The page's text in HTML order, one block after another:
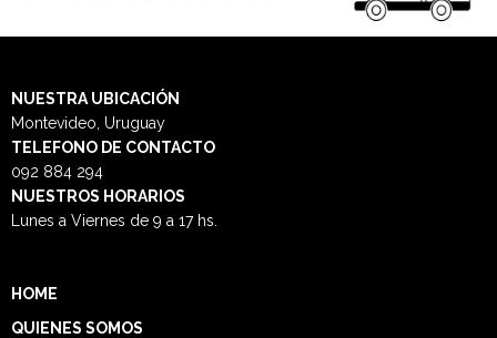
NUESTRAUBICACIÓN
Montevideo, Uruguay
TELEFONO DE CONTACTO
092 884 294
NUESTROS HORARIOS
Lunes a Viernes de 9 a 17 hs.
HOME
QUIENES SOMOS